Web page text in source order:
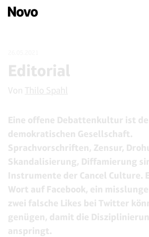
Editorial
Von Thilo Spahl
Eine offene Debattenkultur ist
demokratischen Gesellschaft.
Sprachvorschriften, Zensur,
Skandalisierung, Diffamierung
Instrumente der Cancel Culture.
Wort auf Facebook, ein
zwei falsche Likes bei Twitter
genügen, damit die
anspringt.